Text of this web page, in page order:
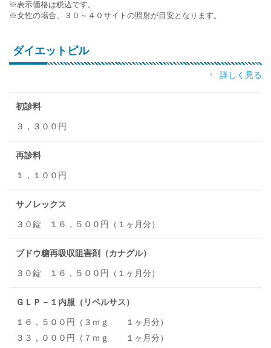
※表示価格は税込です。
※女性の場合、３０～４０サイトの照射が目安となります。
ダイエットピル
詳しく見る
初診料
３，３００円
再診料
１，１００円
サノレックス
３０錠 １６，５００円（１ヶ月分）
ブドウ糖再吸収阻害剤（カナグル）
３０錠 １６，５００円（１ヶ月分）
ＧＬＰ－１内服（リベルサス）
１６，５００円（３ｍｇ １ヶ月分）
３３，０００円（７ｍｇ １ヶ月分）